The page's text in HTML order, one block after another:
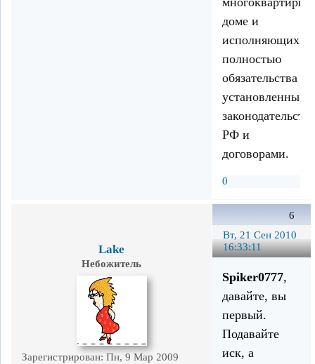
доме и
исполняющих
полностью
обязательства
установленные
РФ и
договорами.
0
6
Вт, 21 Сен 2010
16:33:11
Lake
Небожитель
Зарегистрирован: Пн, 9 Мар 2009
Spiker0777,
давайте, вы
первый.
Подавайте
иск, а